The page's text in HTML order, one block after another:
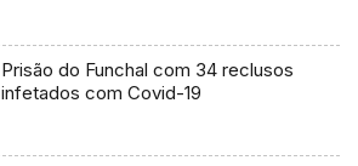
Prisão do Funchal com 34 reclusos
infetados com Covid-19